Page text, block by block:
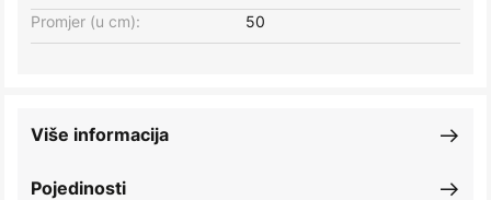
Promjer (u cm):
50
Pojedinosti
Više informacija